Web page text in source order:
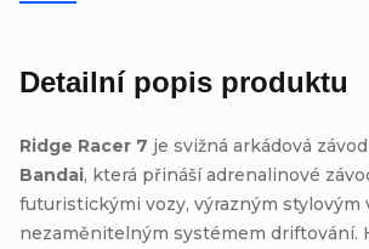
Detailní popis produktu
Ridge Racer 7 je svižná arkádová
Bandai, která přináší adrenalinové
futuristickými vozy, výrazným stylovým
nezaměnitelným systémem driftování.